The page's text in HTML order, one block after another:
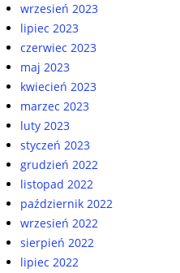
wrzesień 2023
lipiec 2023
czerwiec 2023
maj 2023
kwiecień 2023
marzec 2023
luty 2023
styczeń 2023
grudzień 2022
listopad 2022
październik 2022
wrzesień 2022
sierpień 2022
lipiec 2022